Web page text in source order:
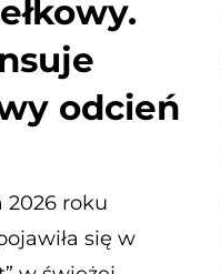
odcień
2026 roku
się w